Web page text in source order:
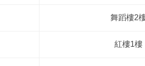
舞蹈樓2
紅樓1樓